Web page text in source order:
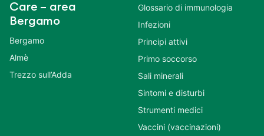
Care – area
Bergamo
Bergamo
Almè
Trezzo sull’Adda
Glossario di immunologia
Infezioni
Principi attivi
Primo soccorso
Sali minerali
Sintomi e disturbi
Strumenti medici
Vaccini (vaccinazioni)